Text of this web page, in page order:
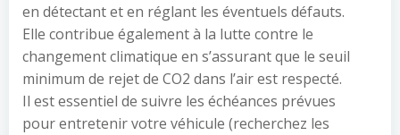
en détectant et en réglant les éventuels défauts.
Elle contribue également à la lutte contre le
changement climatique en s’assurant que le seuil
minimum de rejet de CO2 dans l’air est respecté.
Il est essentiel de suivre les échéances prévues
pour entretenir votre véhicule (recherchez les